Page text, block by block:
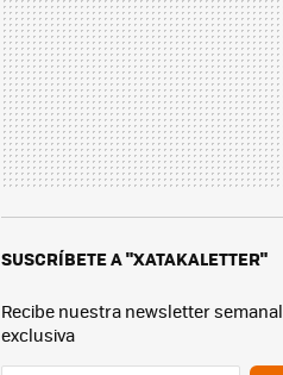
SUSCRÍBETE A "XATAKALETTER"
Recibe nuestra newsletter semanal
exclusiva